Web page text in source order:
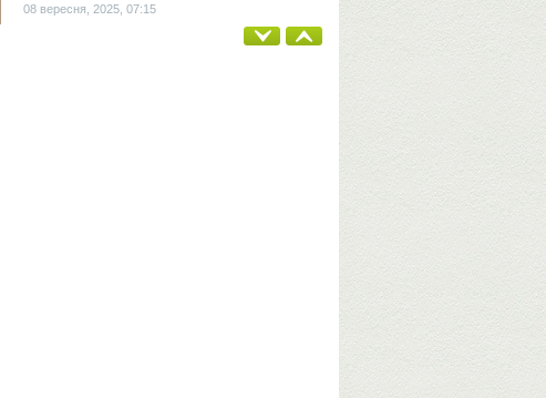
08 вересня, 2025, 07:15